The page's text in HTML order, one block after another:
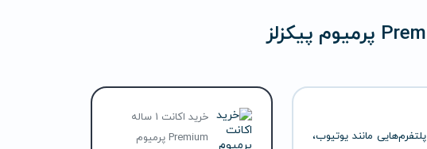
مانند یوتیوب،
خرید اکانت 1 ساله
Premium پرمیوم